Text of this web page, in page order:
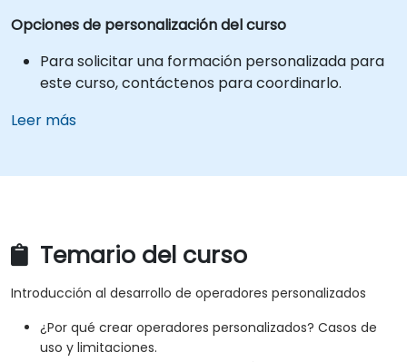
Opciones de personalización del curso
Para solicitar una formación personalizada para
este curso, contáctenos para coordinarlo.
Leer más
Temario del curso
Introducción al desarrollo de operadores personalizados
¿Por qué crear operadores personalizados? Casos de
uso y limitaciones.